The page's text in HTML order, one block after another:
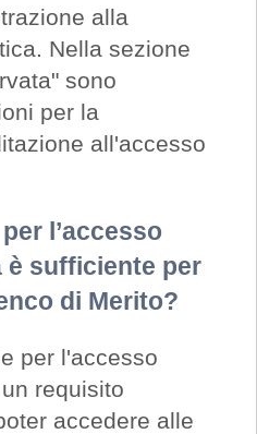
alla
Nella sezione
sono
per la
all'accesso
l’accesso
è sufficiente per
di Merito?
per l'accesso
requisito
accedere alle